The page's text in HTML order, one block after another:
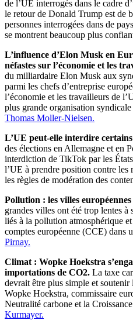
de l’UE interrogés dans le cadre
le retour de Donald Trump est de
personnes interrogées dans de
se montrent beaucoup plus
L’influence d’Elon Musk en
néfastes sur l’économie et les
du milliardaire Elon Musk aux
parmi les chefs d’entreprise
l’économie et les travailleurs de
plus grande organisation
Thomas Moller-Nielsen.
L’UE peut-elle interdire certains
des élections en Allemagne et en
interdiction de TikTok par les
l’UE à prendre position contre les
les règles de modération des
Pollution : les villes
grandes villes ont été trop lentes à
liés à la pollution atmosphérique
comptes européenne (CCE) dans
Pirnay.
Climat : Wopke Hoekstra
importations de CO2. La taxe
devrait être plus simple et soutenir
Wopke Hoekstra, commissaire
Neutralité carbone et la
Kurmayer.